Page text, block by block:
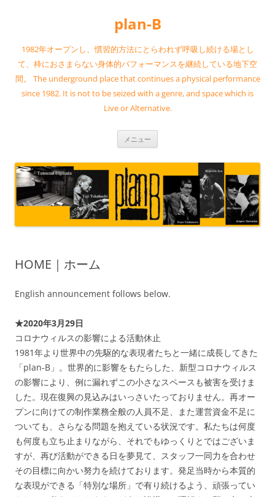
へ
キ
ッ
プ
plan-B
1982年オープンし、慣習的方法にとらわれず呼吸し続ける場とし
て、枠におさまらない身体的パフォーマンスを継続している地下空
間。 The underground place that continues a physical performance
since 1982. It is not to be seized with a genre, and space which is
Live or Alternative.
メニュー
HOME｜ホーム
English announcement follows below.
★2020年3月29日
コロナウィルスの影響による活動休止
1981年より世界中の先駆的な表現者たちと一緒に成長してきた
「plan-B」。世界的に影響をもたらした、新型コロナウィルス
の影響により、例に漏れずこの小さなスペースも被害を受けま
した。現在復興の見込みはいっさいたっておりません。再オー
プンに向けての制作業務全般の人員不足、また運営資金不足に
ついても、さらなる問題を抱えている状況です。私たちは何度
も何度も立ち止まりながら、それでもゆっくりとではございま
すが、再び活動ができる日を夢見て、スタッフ一同力を合わせ
その目標に向かい努力を続けております。発足当時から本質的
な表現ができる「特別な場所」で有り続けるよう、頑張ってい